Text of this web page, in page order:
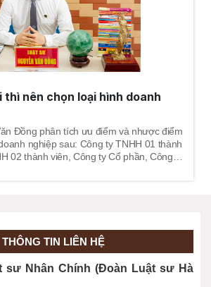
thì nên chọn loại hình doanh
Đồng phân tích ưu điểm và nhược điểm
nghiệp sau: Công ty TNHH 01 thành
02 thành viên, Công ty Cổ phần, Công ty
THÔNG TIN LIÊN HỆ
sư Nhân Chính (Đoàn Luật sư Hà